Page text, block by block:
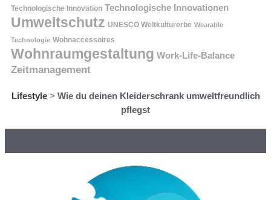
Technologische Innovation Technologische Innovationen
Umweltschutz UNESCO Weltkulturerbe Wearable
Technologie Wohnaccessoires
Wohnraumgestaltung Work-Life-Balance
Zeitmanagement
Lifestyle> Wie du deinen Kleiderschrank umweltfreundlich
pflegst